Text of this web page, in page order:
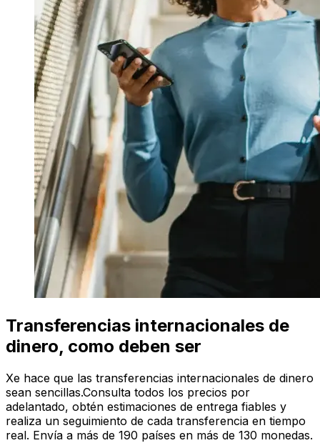
Transferencias internacionales de
dinero, como deben ser
Xe hace que las transferencias internacionales de dinero
sean sencillas.Consulta todos los precios por
adelantado, obtén estimaciones de entrega fiables y
realiza un seguimiento de cada transferencia en tiempo
real. Envía a más de 190 países en más de 130 monedas.